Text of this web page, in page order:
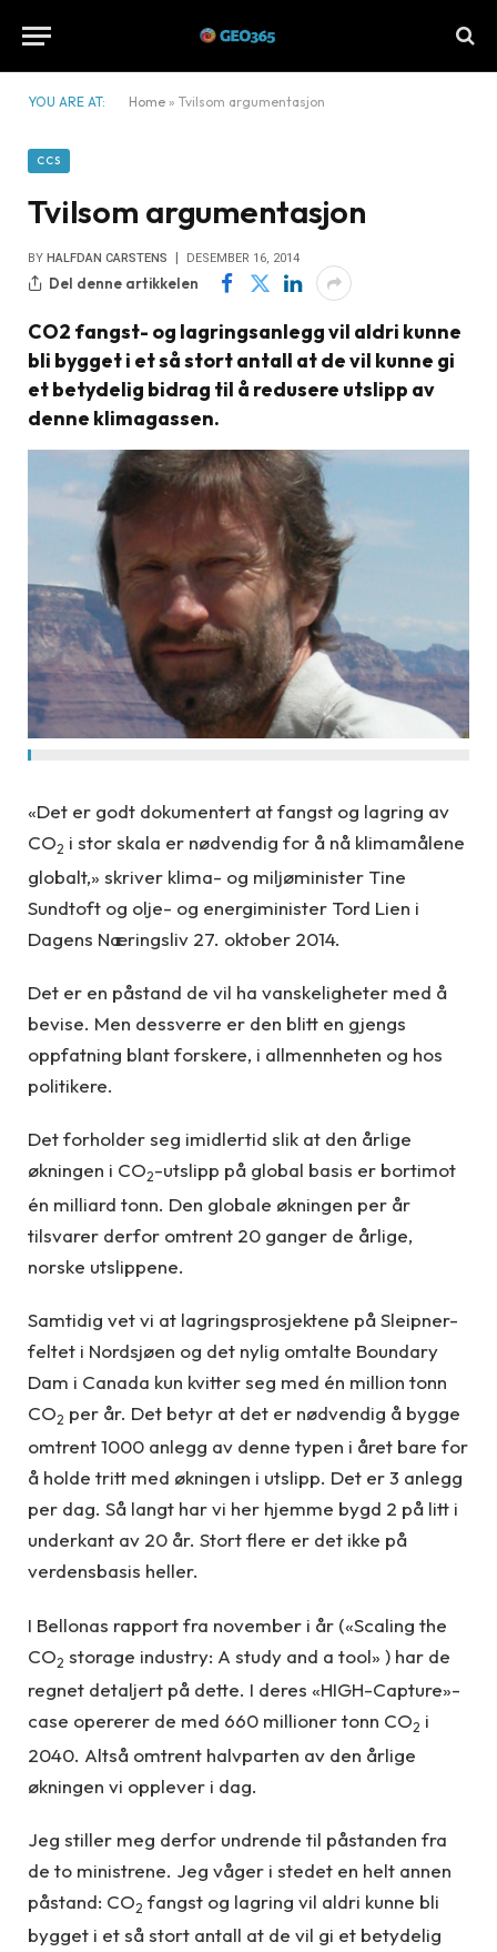
YOU ARE AT: Home » Tvilsom argumentasjon
CCS
Tvilsom argumentasjon
BY HALFDAN CARSTENS DESEMBER 16, 2014
Del denne artikkelen
CO2 fangst- og lagringsanlegg vil aldri kunne
bli bygget i et så stort antall at de vil kunne gi
et betydelig bidrag til å redusere utslipp av
denne klimagassen.
«Det er godt dokumentert at fangst og lagring av
CO2 i stor skala er nødvendig for å nå klimamålene
globalt,» skriver klima- og miljøminister Tine
Sundtoft og olje- og energiminister Tord Lien i
Dagens Næringsliv 27. oktober 2014.
Det er en påstand de vil ha vanskeligheter med å
bevise. Men dessverre er den blitt en gjengs
oppfatning blant forskere, i allmennheten og hos
politikere.
Det forholder seg imidlertid slik at den årlige
økningen i CO2-utslipp på global basis er bortimot
én milliard tonn. Den globale økningen per år
tilsvarer derfor omtrent 20 ganger de årlige,
norske utslippene.
Samtidig vet vi at lagringsprosjektene på Sleipner-
feltet i Nordsjøen og det nylig omtalte Boundary
Dam i Canada kun kvitter seg med én million tonn
CO2 per år. Det betyr at det er nødvendig å bygge
omtrent 1000 anlegg av denne typen i året bare for
å holde tritt med økningen i utslipp. Det er 3 anlegg
per dag. Så langt har vi her hjemme bygd 2 på litt i
underkant av 20 år. Stort flere er det ikke på
verdensbasis heller.
I Bellonas rapport fra november i år («Scaling the
CO2 storage industry: A study and a tool» ) har de
regnet detaljert på dette. I deres «HIGH-Capture»-
case opererer de med 660 millioner tonn CO2 i
2040. Altså omtrent halvparten av den årlige
økningen vi opplever i dag.
Jeg stiller meg derfor undrende til påstanden fra
de to ministrene. Jeg våger i stedet en helt annen
påstand: CO2 fangst og lagring vil aldri kunne bli
bygget i et så stort antall at de vil gi et betydelig